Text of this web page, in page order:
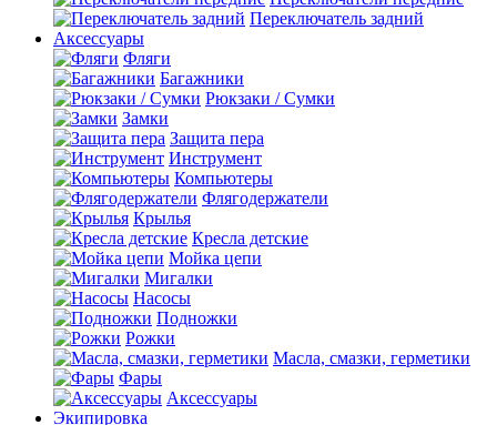
Переключатель задний
Аксессуары
Фляги
Багажники
Рюкзаки / Сумки
Замки
Защита пера
Инструмент
Компьютеры
Флягодержатели
Крылья
Кресла детские
Мойка цепи
Мигалки
Насосы
Подножки
Рожки
Масла, смазки, герметики
Фары
Аксессуары
Экипировка